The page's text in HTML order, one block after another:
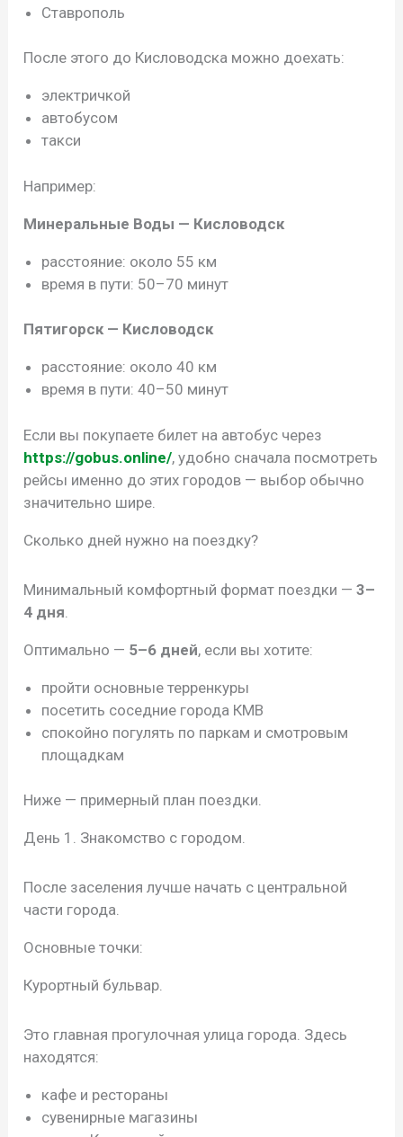
Ставрополь
После этого до Кисловодска можно доехать:
электричкой
автобусом
такси
Например:
Минеральные Воды — Кисловодск
расстояние: около 55 км
время в пути: 50–70 минут
Пятигорск — Кисловодск
расстояние: около 40 км
время в пути: 40–50 минут
Если вы покупаете билет на автобус через
https://gobus.online/, удобно сначала посмотреть
рейсы именно до этих городов — выбор обычно
значительно шире.
Сколько дней нужно на поездку?
Минимальный комфортный формат поездки —3–
4 дня
Оптимально — 5–6 дней, если вы хотите:
пройти основные терренкуры
посетить соседние города КМВ
спокойно погулять по паркам и смотровым
площадкам
Ниже — примерный план поездки.
День 1. Знакомство с городом.
После заселения лучше начать с центральной
части города.
Основные точки:
Курортный бульвар.
Это главная прогулочная улица города. Здесь
находятся:
кафе и рестораны
сувенирные магазины